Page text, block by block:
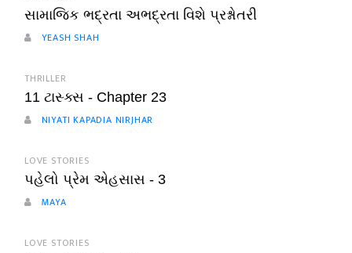
સામાજિક ભદ્રતા અભદ્રતા વિશે પ્રશ્નોતરી
YEASH SHAH
THRILLER
11 ટાસ્ક્સ - Chapter 23
NIYATI KAPADIA NIRJHAR
LOVE STORIES
પહેલો પ્રેમ એહસાસ - 3
MAYA
LOVE STORIES